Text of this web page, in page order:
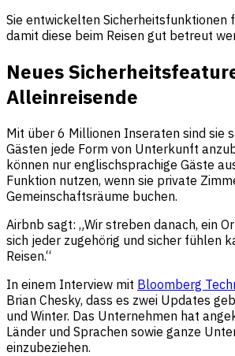
Sie entwickelten Sicherheitsfunktionen
damit diese beim Reisen gut betreut
Neues
Alleinreisende
Mit über 6 Millionen Inseraten sind sie
Gästen jede Form von Unterkunft
können nur englischsprachige Gäste
Funktion nutzen, wenn sie private
Gemeinschaftsräume buchen.
Airbnb sagt: „Wir streben danach, ein
sich jeder zugehörig und sicher fühlen
Reisen.“
In einem Interview mit Bloomberg
Brian Chesky, dass es zwei Updates
und Winter. Das Unternehmen hat
Länder und Sprachen sowie ganze
einzubeziehen.